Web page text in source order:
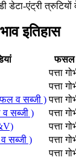
डेटा-एंट्री
इतिहास
फसल
पत्ता
पत्ता
व सब्जी ) पत्ता
सब्जी ) पत्ता
पत्ता
सब्जी ) पत्ता
पत्ता